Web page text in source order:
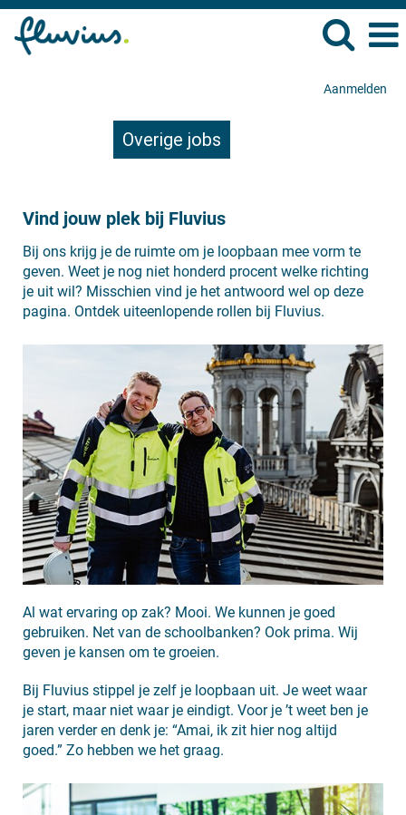
Aanmelden
Overige jobs
Vind jouw plek bij Fluvius
Bij ons krijg je de ruimte om je loopbaan mee vorm te
geven. Weet je nog niet honderd procent welke richting
je uit wil? Misschien vind je het antwoord wel op deze
pagina. Ontdek uiteenlopende rollen bij Fluvius.
Doe
vooral
waar
goed
in
bent
Al wat ervaring op zak? Mooi. We kunnen je goed
gebruiken. Net van de schoolbanken? Ook prima. Wij
geven je kansen om te groeien.
Bij Fluvius stippel je zelf je loopbaan uit. Je weet waar
je start, maar niet waar je eindigt. Voor je ’t weet ben je
jaren verder en denk je: “Amai, ik zit hier nog altijd
goed.” Zo hebben we het graag.